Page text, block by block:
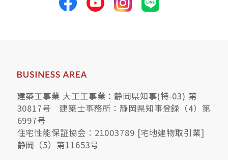
建築工事業 大工工事業：静岡県知事(特-03) 第
30817号 建築士事務所：静岡県知事登録（4）第
6997号
住宅性能保証協会：21003789 [宅地建物取引業]
静岡（5）第11653号